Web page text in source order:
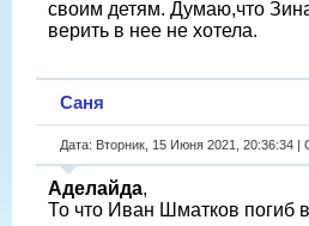
своим детям. Думаю,что
верить в нее не хотела.
Саня
Дата: Вторник, 15 Июня 2021, 20:36:34 |
Аделайда,
То что Иван Шматков погиб